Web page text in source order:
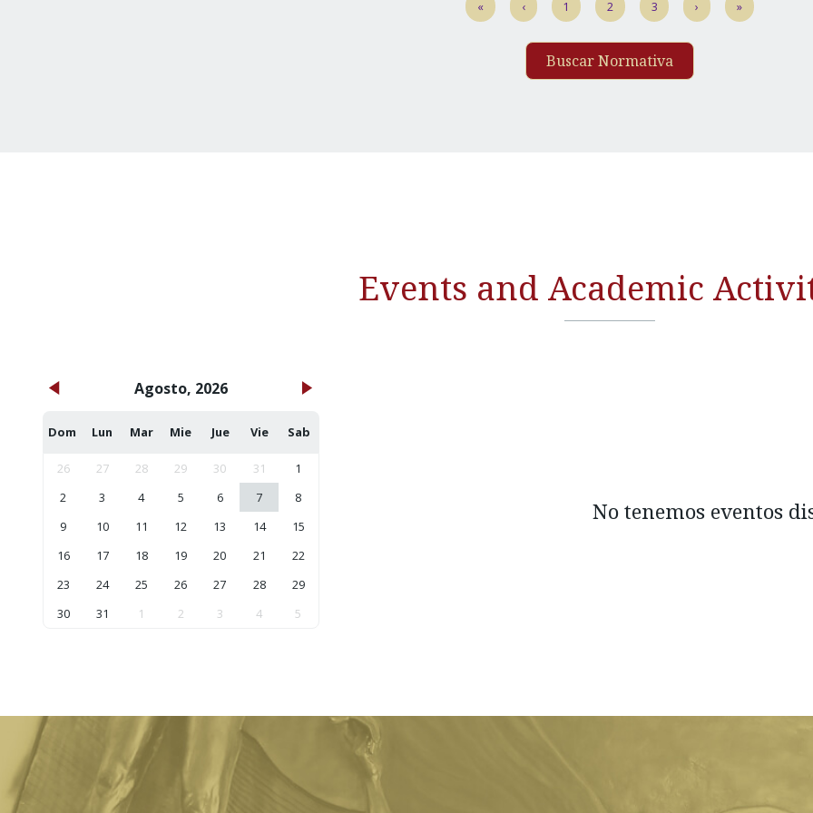
« ‹ 1 2 3 › »
Buscar Normativa
Events and Academic
Agosto, 2026
Dom Lun Mar Mie Jue Vie Sab
26 27 28 29 30 31
1
2
3 4 5 6 7
8
9
10 11 12 13 14
15
16
17 18 19 20 21
22
23
24 25 26 27 28
29
30
31 1 2 3 4 5
No tenemos eventos